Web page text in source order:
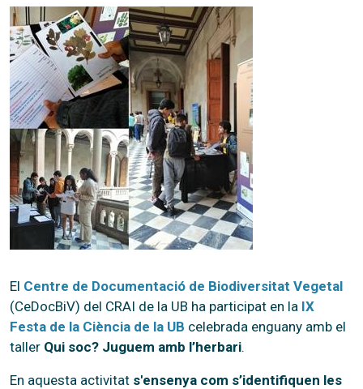
El Centre de Documentació de Biodiversitat Vegetal
(CeDocBiV) del CRAI de la UB ha participat en la IX
Festa de la Ciència de la UB celebrada enguany amb el
taller Qui soc? Juguem amb l’herbari.
En aquesta activitat s'ensenya com s’identifiquen les